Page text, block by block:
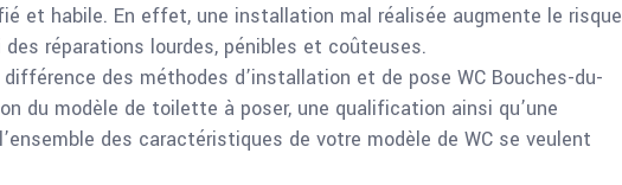
et habile. En effet, une installation mal réalisée augmente le risque
réparations lourdes, pénibles et coûteuses.
des méthodes d’installation et de pose WC Bouches-du-
du modèle de toilette à poser, une qualification ainsi qu’une
des caractéristiques de votre modèle de WC se veulent